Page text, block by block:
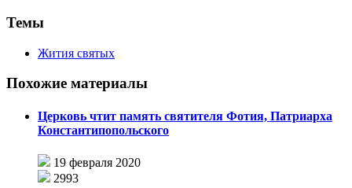
Темы
Жития святых
Похожие материалы
Церковь чтит память святителя Фотия, Патриарха
Константипопольского
19 февраля 2020
2993